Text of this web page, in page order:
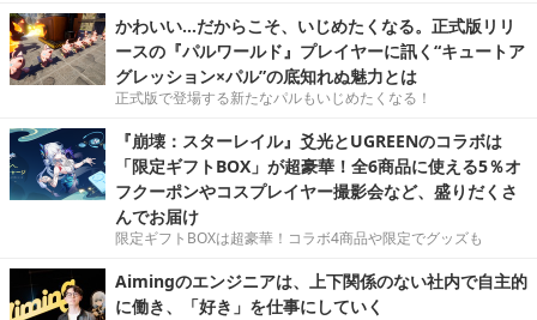
かわいい…だからこそ、いじめたくなる。正式版リリ
ースの『パルワールド』プレイヤーに訊く“キュートア
グレッション×パル”の底知れぬ魅力とは
正式版で登場する新たなパルもいじめたくなる！
『崩壊：スターレイル』爻光とUGREENのコラボは
「限定ギフトBOX」が超豪華！全6商品に使える5％オ
フクーポンやコスプレイヤー撮影会など、盛りだくさ
んでお届け
限定ギフトBOXは超豪華！コラボ4商品や限定でグッズも
Aimingのエンジニアは、上下関係のない社内で自主的
に働き、「好き」を仕事にしていく